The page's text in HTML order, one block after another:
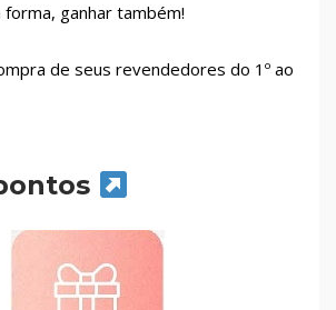
ganhar também!
de seus revendedores do 1º ao